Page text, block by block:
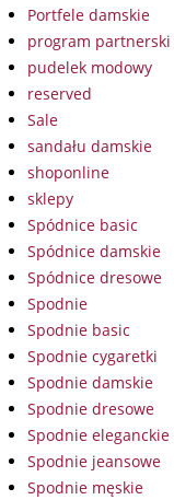
Portfele damskie
program partnerski
pudelek modowy
reserved
Sale
sandału damskie
shoponline
sklepy
Spódnice basic
Spódnice damskie
Spódnice dresowe
Spodnie
Spodnie basic
Spodnie cygaretki
Spodnie damskie
Spodnie dresowe
Spodnie eleganckie
Spodnie jeansowe
Spodnie męskie